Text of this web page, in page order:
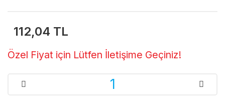
112,04 TL
Özel Fiyat için Lütfen İletişime Geçiniz!